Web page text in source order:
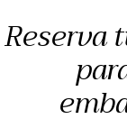
Reserva